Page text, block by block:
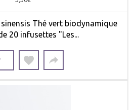
Thé vert biodynamique
20 infusettes "Les...